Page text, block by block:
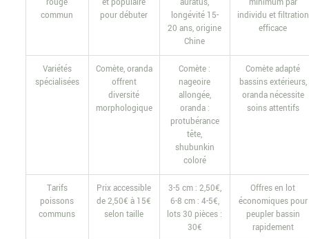
rouge
commun
et populaire
pour débuter
auratus,
longévité 15-
20 ans, origine
Chine
minimum par
individu et filtration
efficace
Variétés
spécialisées
Comète, oranda
offrent
diversité
morphologique
Comète :
nageoire
allongée,
oranda :
protubérance
tête,
shubunkin
coloré
Comète adapté
bassins extérieurs,
oranda nécessite
soins attentifs
Tarifs
poissons
communs
Prix accessible
de 2,50€ à 15€
selon taille
3-5 cm : 2,50€,
6-8 cm : 4-5€,
lots 30 pièces :
30€
Offres en lot
économiques pour
peupler bassin
rapidement